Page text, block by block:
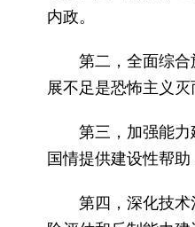
内政。
第二，全面综
展不足是恐怖主义
第三，加强能
国情提供建设性帮
第四，深化技